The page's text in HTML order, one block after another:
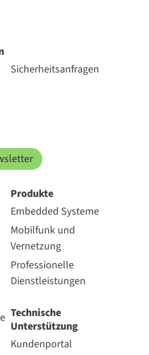
Sicherheitsanfragen
Produkte
Embedded Systeme
Mobilfunk und
Vernetzung
Professionelle
Dienstleistungen
Technische
Unterstützung
Kundenportal